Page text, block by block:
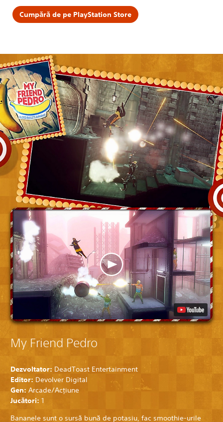
Cumpără de pe PlayStation Store
My Friend Pedro
Dezvoltator: DeadToast Entertainment
Editor: Devolver Digital
Gen: Arcade/Acţiune
Jucători: 1
Bananele sunt o sursă bună de potasiu, fac smoothie-urile